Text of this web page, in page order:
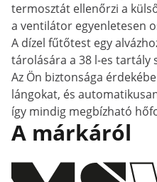
termosztát ellenőrzi a
a ventilátor egyenletesen
A dízel fűtőtest egy
tárolására a 38 l-es tartály
Az Ön biztonsága
lángokat, és
így mindig megbízható
A márkáról